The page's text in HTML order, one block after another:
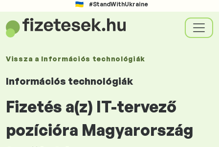
#StandWithUkraine
Vissza a Információs technológiák
Információs technológiák
Fizetés a(z) IT-tervező
pozícióra Magyarország